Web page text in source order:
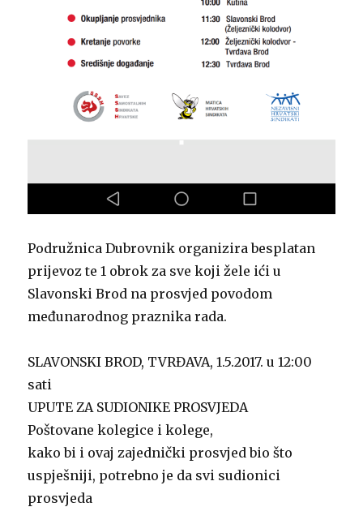
Podružnica Dubrovnik organizira besplatan
prijevoz te 1 obrok za sve koji žele ići u
Slavonski Brod na prosvjed povodom
međunarodnog praznika rada.
SLAVONSKI BROD, TVRĐAVA, 1.5.2017. u 12:00
sati
UPUTE ZA SUDIONIKE PROSVJEDA
Poštovane kolegice i kolege,
kako bi i ovaj zajednički prosvjed bio što
uspješniji, potrebno je da svi sudionici
prosvjeda